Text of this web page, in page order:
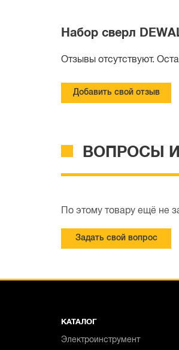
Набор сверл
Отзывы отсутствуют.
Добавить свой отзыв
ВОПРОСЫ
По этому товару ещё не
Задать свой вопрос
КАТАЛОГ
Электроинструмент